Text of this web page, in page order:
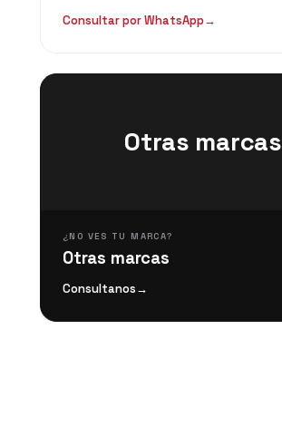
Consultar por WhatsApp→
Otras marcas
¿NO VES TU MARCA?
Otras marcas
Consultanos→